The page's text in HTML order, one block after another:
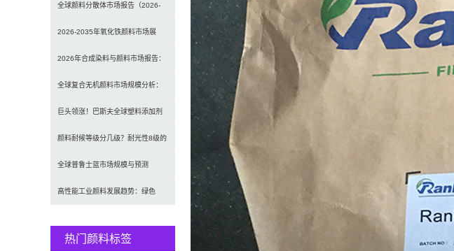
发光原理、性能对比及应用解析
全球颜料分散体市场报告（2026-
2033）：无机颜料主导，
2026-2035年氧化铁颜料市场展
望：全球规模将达41亿美
2026年合成染料与颜料市场报告：
规模、趋势及2030年增长
全球复合无机颜料市场规模分析：
2035年达5.39亿美元，建
巨头领涨！巴斯夫全球塑料添加剂
涨价20% 原材料成本推高行业
颜料耐候等级分几级？耐光性8级的
定义及耐候性测试标准解析
全球普鲁士蓝市场规模与预测
（2026-2034）：按类型、形
高性能工业颜料发展趋势：绿色
热门颜料标签